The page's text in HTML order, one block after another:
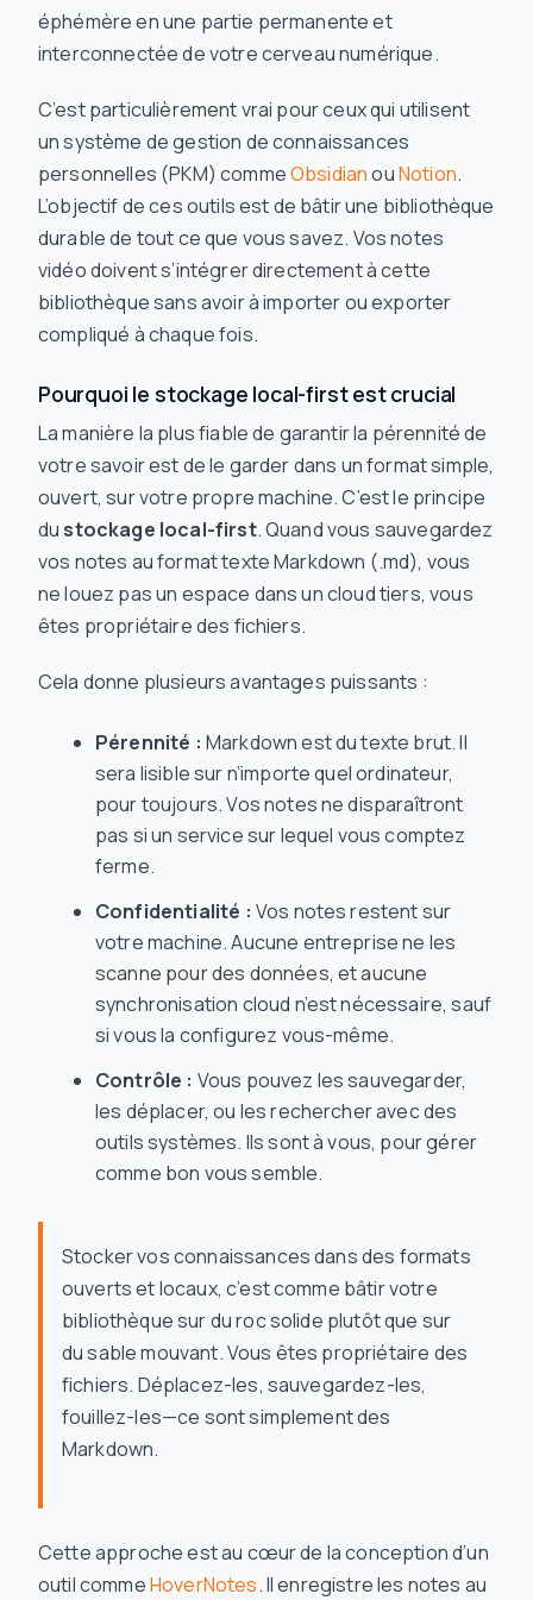
éphémère en une partie permanente et
interconnectée de votre cerveau numérique.
C’est particulièrement vrai pour ceux qui utilisent
un système de gestion de connaissances
personnelles (PKM) commeObsidianouNotion.
L’objectif de ces outils est de bâtir une bibliothèque
durable de tout ce que vous savez. Vos notes
vidéo doivent s’intégrer directement à cette
bibliothèque sans avoir à importer ou exporter
compliqué à chaque fois.
Pourquoi le stockage local-first est crucial
La manière la plus fiable de garantir la pérennité de
votre savoir est de le garder dans un format simple,
ouvert, sur votre propre machine. C’est le principe
dustockage local-first. Quand vous sauvegardez
vos notes au format texte Markdown (.md), vous
ne louez pas un espace dans un cloud tiers, vous
êtes propriétaire des fichiers.
Cela donne plusieurs avantages puissants :
Pérennité : Markdown est du texte brut. Il
sera lisible sur n’importe quel ordinateur,
pour toujours. Vos notes ne disparaîtront
pas si un service sur lequel vous comptez
ferme.
Confidentialité : Vos notes restent sur
votre machine. Aucune entreprise ne les
scanne pour des données, et aucune
synchronisation cloud n’est nécessaire, sauf
si vous la configurez vous-même.
Contrôle : Vous pouvez les sauvegarder,
les déplacer, ou les rechercher avec des
outils systèmes. Ils sont à vous, pour gérer
comme bon vous semble.
Stocker vos connaissances dans des formats
ouverts et locaux, c’est comme bâtir votre
bibliothèque sur du roc solide plutôt que sur
du sable mouvant. Vous êtes propriétaire des
fichiers. Déplacez-les, sauvegardez-les,
fouillez-les—ce sont simplement des
Markdown.
Cette approche est au cœur de la conception d’un
outil commeHoverNotes. Il enregistre les notes au